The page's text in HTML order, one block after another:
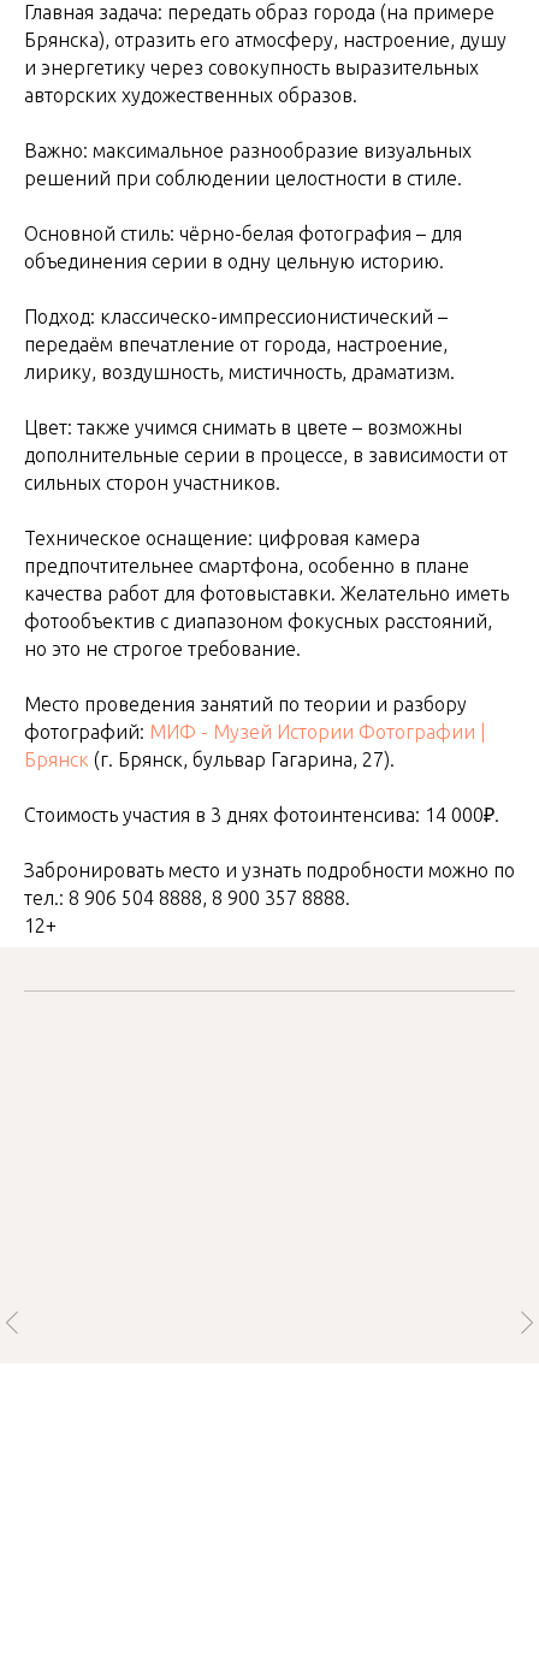
Главная задача: передать образ города (на примере
Брянска), отразить его атмосферу, настроение, душу
и энергетику через совокупность выразительных
авторских художественных образов.
Важно: максимальное разнообразие визуальных
решений при соблюдении целостности в стиле.
Основной стиль: чёрно-белая фотография – для
объединения серии в одну цельную историю.
Подход: классическо-импрессионистический –
передаём впечатление от города, настроение,
лирику, воздушность, мистичность, драматизм.
Цвет: также учимся снимать в цвете – возможны
дополнительные серии в процессе, в зависимости от
сильных сторон участников.
Техническое оснащение: цифровая камера
предпочтительнее смартфона, особенно в плане
качества работ для фотовыставки. Желательно иметь
фотообъектив с диапазоном фокусных расстояний,
но это не строгое требование.
Место проведения занятий по теории и разбору
фотографий: МИФ - Музей Истории Фотографии |
Брянск (г. Брянск, бульвар Гагарина, 27).
Стоимость участия в 3 днях фотоинтенсива: 14 000₽.
Забронировать место и узнать подробности можно по
тел.: 8 906 504 8888, 8 900 357 8888.
12+